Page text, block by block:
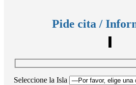
Pide cita /
Seleccione la Isla